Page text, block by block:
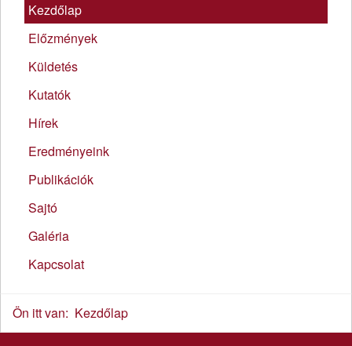
Kezdőlap
Előzmények
Küldetés
Kutatók
Hírek
Eredményeink
Publikációk
Sajtó
Galéria
Kapcsolat
Ön itt van: Kezdőlap